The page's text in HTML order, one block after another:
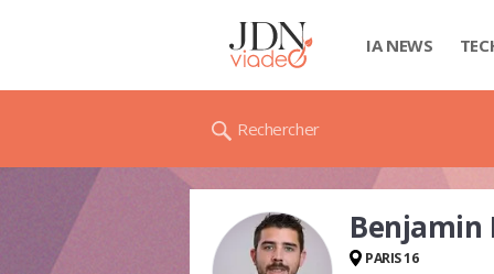
IA NEWS
Rechercher
Benjamin
PARIS 16